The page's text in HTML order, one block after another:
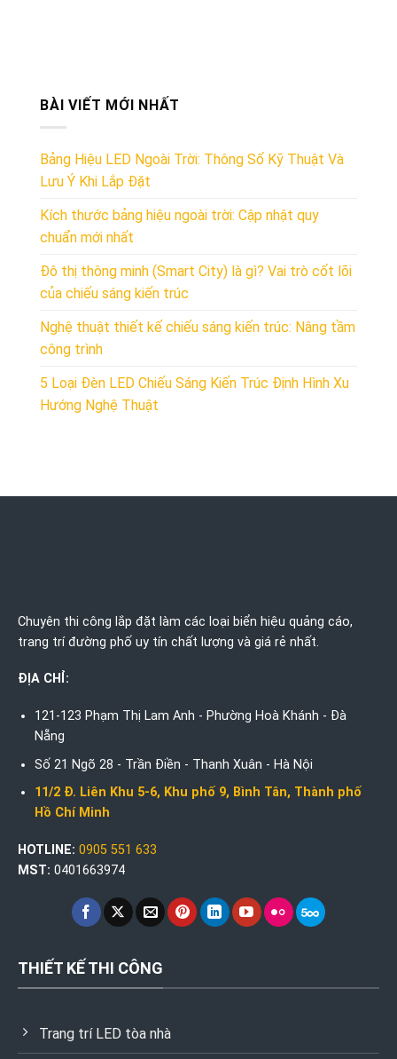
BÀI VIẾT MỚI NHẤT
Bảng Hiệu LED Ngoài Trời: Thông Số Kỹ Thuật Và
Lưu Ý Khi Lắp Đặt
Kích thước bảng hiệu ngoài trời: Cập nhật quy
chuẩn mới nhất
Đô thị thông minh (Smart City) là gì? Vai trò cốt lõi
của chiếu sáng kiến trúc
Nghệ thuật thiết kế chiếu sáng kiến trúc: Nâng tầm
công trình
5 Loại Đèn LED Chiếu Sáng Kiến Trúc Định Hình Xu
Hướng Nghệ Thuật
Chuyên thi công lắp đặt làm các loại biển hiệu quảng cáo,
trang trí đường phố uy tín chất lượng và giá rẻ nhất.
ĐỊA CHỈ:
121-123 Phạm Thị Lam Anh - Phường Hoà Khánh - Đà
Nẵng
Số 21 Ngõ 28 - Trần Điền - Thanh Xuân - Hà Nội
11/2 Đ. Liên Khu 5-6, Khu phố 9, Bình Tân, Thành phố
Hồ Chí Minh
HOTLINE: 0905 551 633
MST: 0401663974
THIẾT KẾ THI CÔNG
Trang trí LED tòa nhà